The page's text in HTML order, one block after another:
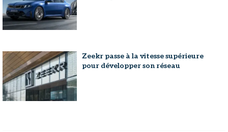
Zeekr passe à la vitesse supérieure
pour développer son réseau